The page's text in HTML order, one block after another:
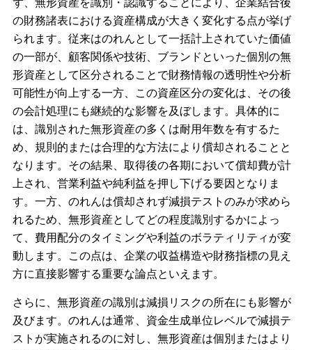
ず、無形資産を識別・認識することにより、企業結合後
の財務諸表における資産構成が大きく変化する点が挙げ
られます。従来はのれんとして一括計上されていた価値
の一部が、顧客関係や技術、ブランドといった個別の無
形資産として区分されることで財務情報の透明性や分析
可能性が向上する一方、この資産区分の変化は、その後
の会計処理にも継続的な影響を及ぼします。具体的に
は、識別された無形資産の多くは耐用年数を有するた
め、規則的または合理的な方法により償却されることと
なります。その結果、取得後の各期において償却費が計
上され、営業利益や純利益を押し下げる要因となりま
す。一方、のれんは償却されず減損テストのみが求めら
れるため、無形資産としてどの程度識別するかによっ
て、費用配分のタイミングや利益のボラティリティが変
動します。この点は、企業の収益構造や財務指標の見え
方に直接影響する重要な論点といえます。
さらに、無形資産の識別は減損リスクの所在にも影響が
及びます。のれんは通常、資金生成単位レベルで減損テ
ストが実施されるのに対し、無形資産は個別またはより